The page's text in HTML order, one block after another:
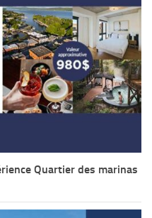
Quartier des marinas